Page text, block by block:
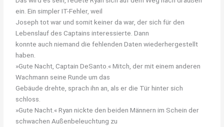
ein. Ein simpler IT-Fehler, weil
Joseph tot war und somit keiner da war, der sich für den
Lebenslauf des Captains interessierte. Dann
konnte auch niemand die fehlenden Daten wiederhergestellt
haben.
»Gute Nacht, Captain DeSanto.« Mitch, der mit einem anderen
Wachmann seine Runde um das
Gebäude drehte, sprach ihn an, als er die Tür hinter sich
schloss.
»Gute Nacht.« Ryan nickte den beiden Männern im Schein der
schwachen Außenbeleuchtung zu